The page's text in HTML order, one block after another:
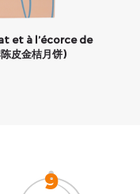
et à l’écorce de
皮金桔月饼)
9